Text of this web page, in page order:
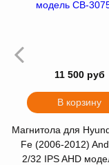
11 500 руб
В корзину
Магнитола для
Fe (2006-2012)
2/32 IPS AHD